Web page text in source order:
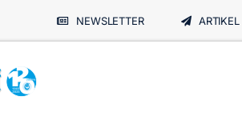
NEWSLETTER